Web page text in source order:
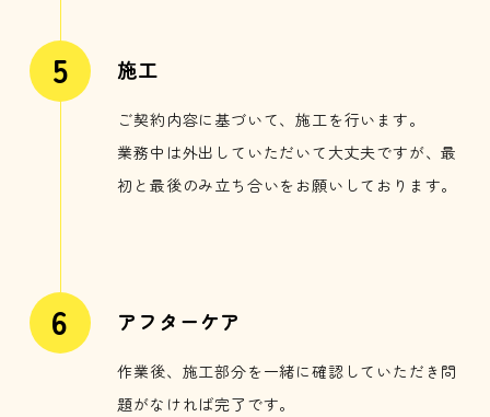
施工
ご契約内容に基づいて、施工を行います。
業務中は外出していただいて大丈夫ですが、最
初と最後のみ立ち合いをお願いしております。
アフターケア
作業後、施工部分を一緒に確認していただき問
題がなければ完了です。